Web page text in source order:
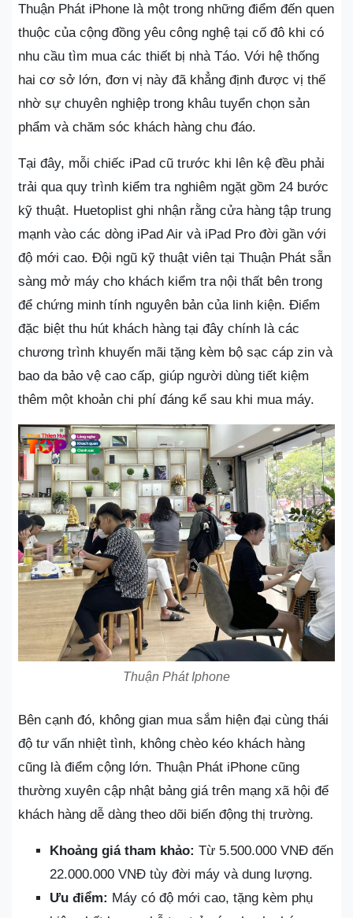
Thuận Phát iPhone là một trong những điểm đến quen
thuộc của cộng đồng yêu công nghệ tại cố đô khi có
nhu cầu tìm mua các thiết bị nhà Táo. Với hệ thống
hai cơ sở lớn, đơn vị này đã khẳng định được vị thế
nhờ sự chuyên nghiệp trong khâu tuyển chọn sản
phẩm và chăm sóc khách hàng chu đáo.
Tại đây, mỗi chiếc iPad cũ trước khi lên kệ đều phải
trải qua quy trình kiểm tra nghiêm ngặt gồm 24 bước
kỹ thuật. Huetoplist ghi nhận rằng cửa hàng tập trung
mạnh vào các dòng iPad Air và iPad Pro đời gần với
độ mới cao. Đội ngũ kỹ thuật viên tại Thuận Phát sẵn
sàng mở máy cho khách kiểm tra nội thất bên trong
để chứng minh tính nguyên bản của linh kiện. Điểm
đặc biệt thu hút khách hàng tại đây chính là các
chương trình khuyến mãi tặng kèm bộ sạc cáp zin và
bao da bảo vệ cao cấp, giúp người dùng tiết kiệm
thêm một khoản chi phí đáng kể sau khi mua máy.
Thuận Phát Iphone
Bên cạnh đó, không gian mua sắm hiện đại cùng thái
độ tư vấn nhiệt tình, không chèo kéo khách hàng
cũng là điểm cộng lớn. Thuận Phát iPhone cũng
thường xuyên cập nhật bảng giá trên mạng xã hội để
khách hàng dễ dàng theo dõi biến động thị trường.
Khoảng giá tham khảo: Từ 5.500.000 VNĐ đến
22.000.000 VNĐ tùy đời máy và dung lượng.
Ưu điểm: Máy có độ mới cao, tặng kèm phụ